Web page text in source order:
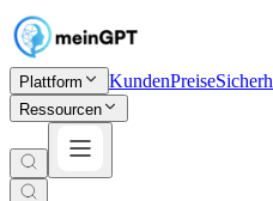
Plattform KundenPreise
Ressourcen